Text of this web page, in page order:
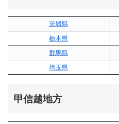
茨城県
栃木県
群馬県
埼玉県
甲信越地方